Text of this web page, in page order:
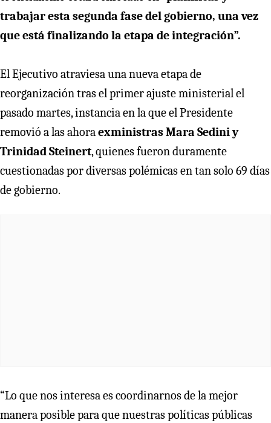
trabajar esta segunda fase del gobierno, una vez
que está finalizando la etapa de integración”.
El Ejecutivo atraviesa una nueva etapa de
reorganización tras el primer ajuste ministerial el
pasado martes, instancia en la que el Presidente
removió a las ahoraexministras Mara Sedini y
Trinidad Steinert, quienes fueron duramente
cuestionadas por diversas polémicas en tan solo 69 días
de gobierno.
“Lo que nos interesa es coordinarnos de la mejor
manera posible para que nuestras políticas públicas